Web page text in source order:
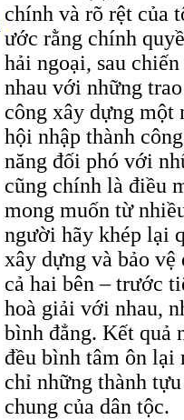
chính và rõ rệt của
ước rằng chính
hải ngoại, sau
nhau với những
công xây dựng một
hội nhập thành
năng đối phó với
cũng chính là điều
mong muốn từ
người hãy khép lại
xây dựng và bảo
cả hai bên – trước
hoà giải với nhau,
bình đẳng. Kết quả
đều bình tâm ôn lại
chỉ những thành
chung của dân tộc.